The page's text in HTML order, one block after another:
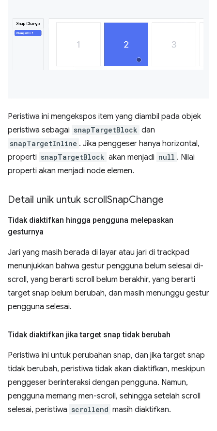
Peristiwa ini mengekspos item yang diambil pada objek
peristiwa sebagai snapTargetBlock dan
snapTargetInline . Jika penggeser hanya horizontal,
properti snapTargetBlock akan menjadi null . Nilai
properti akan menjadi node elemen.
Detail unik untuk scrollSnapChange
Tidak diaktifkan hingga pengguna melepaskan
gesturnya
Jari yang masih berada di layar atau jari di trackpad
menunjukkan bahwa gestur pengguna belum selesai di-
scroll, yang berarti scroll belum berakhir, yang berarti
target snap belum berubah, dan masih menunggu gestur
pengguna selesai.
Tidak diaktifkan jika target snap tidak berubah
Peristiwa ini untuk perubahan snap, dan jika target snap
tidak berubah, peristiwa tidak akan diaktifkan, meskipun
penggeser berinteraksi dengan pengguna. Namun,
pengguna memang men-scroll, sehingga setelah scroll
selesai, peristiwa scrollend masih diaktifkan.